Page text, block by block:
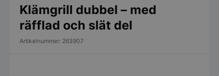
Klämgrill dubbel – med
räfflad och slät del
Artikelnummer: 263907